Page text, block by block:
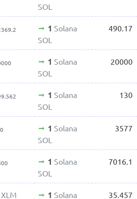
SOL
1 Solana
SOL
490.17
1 Solana
SOL
20000
1 Solana
SOL
130
1 Solana
SOL
3577
1 Solana
SOL
7016.1
1 Solana 35.457